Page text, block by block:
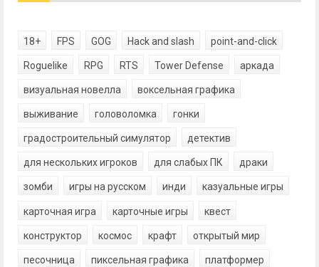
18+ FPS GOG Hack and slash point-and-click
Roguelike RPG RTS Tower Defense аркада
визуальная новелла воксельная графика
выживание головоломка гонки
градостроительный симулятор детектив
для нескольких игроков для слабых ПК драки
зомби игры на русском инди казуальные игры
карточная игра карточные игры квест
конструктор космос крафт открытый мир
песочница пиксельная графика платформер